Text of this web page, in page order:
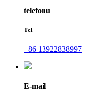
telefonu
Tel
+86 13922838997
E-mail